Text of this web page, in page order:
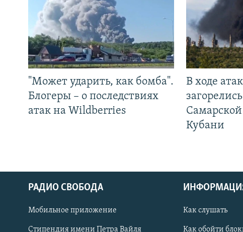
СОЦИАЛЬНЫЕ СЕТИ
"Может ударить, как бомба".
Блогеры – о последствиях
атак на Wildberries
В ходе
Кубани
РАДИО СВОБОДА
Мобильное приложение
Стипендия имени Петра Вайля
Как слушать
Как обойти